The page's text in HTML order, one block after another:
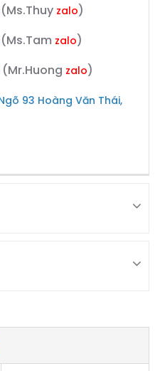
(Ms.Thuy zalo)
(Ms.Tam zalo)
(Mr.Huong zalo)
93 Hoàng Văn Thái,